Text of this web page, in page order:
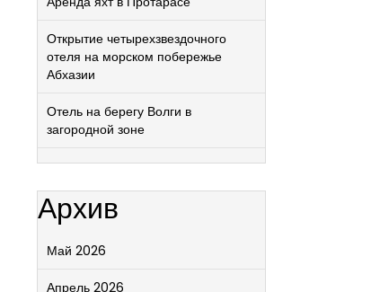
Открытие четырехзвездочного
отеля на морском побережье
Абхазии
Отель на берегу Волги в
загородной зоне
Архив
Май 2026
Апрель 2026